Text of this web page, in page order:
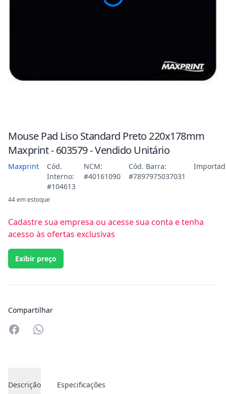
Mouse Pad Liso Standard Preto 220x178mm
Maxprint - 603579 - Vendido Unitário
Maxprint
Cód.
Interno:
#104613
NCM:
#40161090
Cód. Barra:
#7897975037031
44 em estoque
Cadastre sua empresa ou acesse sua conta e tenha
acesso às ofertas exclusivas
Exibir preço
Compartilhar
Compartilhar no Whatsapp
Descrição Especificações